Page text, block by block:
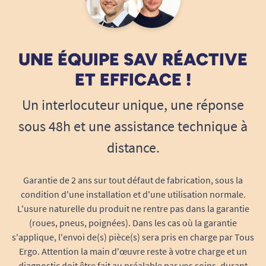
Sécurité, hygiène et autonomie : un
accessoire pensé pour vous
Une solution discrète pour préserver
l’intimité
Installer ce seau sous le fauteuil Wheelable
permet de réaliser ses besoins en toute
discrétion, sans contrainte de mobilité, que l’on
soit dans sa chambre, une salle de bains ou
même en situation temporaire d’accès restreint.
maximum d’autonomie à l’utilisateur, tout en
soulageant les aidants et en supprimant les
transferts pénibles ou risqués.
Respect de la dignité :le seau permet
d’utiliser son fauteuil Wheelable comme
UNE ÉQUIPE SAV RÉACTIVE
ET EFFICACE !
Un interlocuteur unique, une réponse
sous 48h et une assistance technique à
distance.
Garantie de 2 ans sur tout défaut de fabrication, sous la
condition d'une installation et d'une utilisation normale.
L'usure naturelle du produit ne rentre pas dans la garantie
(roues, pneus, poignées). Dans les cas où la garantie
s'applique, l'envoi de(s) pièce(s) sera pris en charge par Tous
Ergo. Attention la main d'œuvre reste à votre charge et un